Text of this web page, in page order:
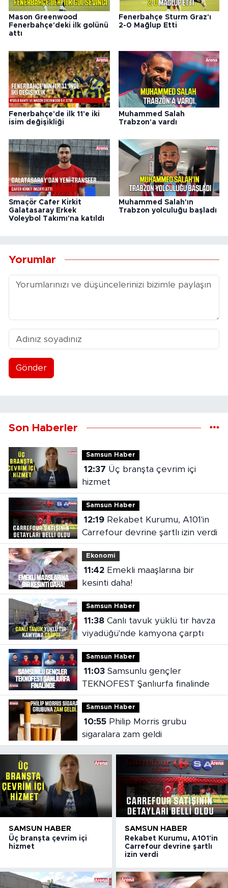
Mason Greenwood
Fenerbahçe'deki ilk golünü
attı
Fenerbahçe Sturm Graz'ı
2-0 Mağlup Etti
Fenerbahçe'de ilk 11'e iki
isim değişikliği
Muhammed Salah
Trabzon'a vardı
Smaçör Cafer Kirkit
Galatasaray Erkek
Voleybol Takımı'na katıldı
Muhammed Salah'ın
Trabzon yolculuğu başladı
Yorumlar
Gönder
Son Haberler
Samsun Haber
12:37
hizmet
Samsun Haber
12:19Rekabet Kurumu, A101'in
Carrefour devrine şartlı izin verdi
Ekonomi
11:42Emekli maaşlarına bir
kesinti daha!
Samsun Haber
11:38Canlı tavuk yüklü tır havza
viyadüğü'nde kamyona çarptı
Samsun Haber
11:03Samsunlu gençler
TEKNOFEST Şanlıurfa finalinde
Samsun Haber
10:55Philip Morris grubu
sigaralara zam geldi
SAMSUN HABER
Üç branşta çevrim içi
hizmet
SAMSUN HABER
Rekabet Kurumu, A101'in
Carrefour devrine şartlı
izin verdi